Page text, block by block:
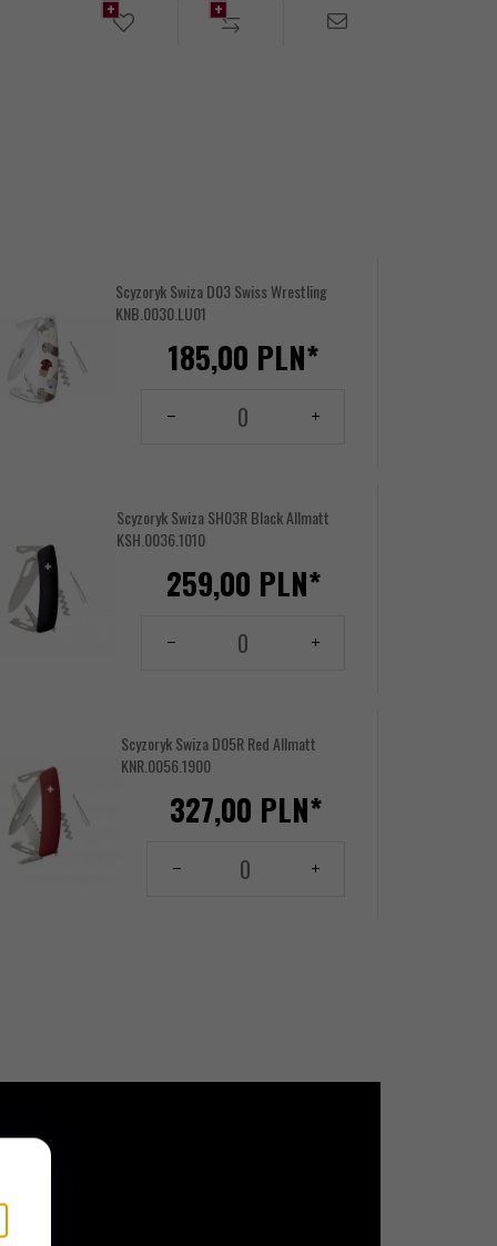
Scyzoryk Swiza D03 Swiss Wrestling
KNB.0030.LU01
185,00 PLN*
Scyzoryk Swiza SH03R Black Allmatt
KSH.0036.1010
259,00 PLN*
Scyzoryk Swiza D05R Red Allmatt
KNR.0056.1900
327,00 PLN*